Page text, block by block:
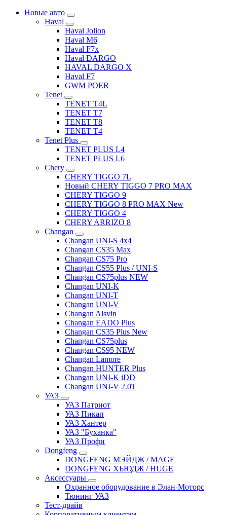
Новые авто
Haval
Haval Jolion
Haval M6
Haval F7x
Haval DARGO
HAVAL DARGO Х
Haval F7
GWM POER
Tenet
TENET T4L
TENET T7
TENET T8
TENET T4
Tenet Plus
TENET PLUS L4
TENET PLUS L6
Chery
CHERY TIGGO 7L
Новый CHERY TIGGO 7 PRO MAX
CHERY TIGGO 9
CHERY TIGGO 8 PRO MAX New
CHERY TIGGO 4
CHERY ARRIZO 8
Changan
Changan UNI-S 4x4
Changan CS35 Max
Changan CS75 Pro
Changan CS55 Plus / UNI-S
Changan CS75plus NEW
Changan UNI-K
Changan UNI-T
Changan UNI-V
Changan Alsvin
Changan EADO Plus
Changan CS35 Plus New
Changan CS75plus
Changan CS95 NEW
Changan Lamore
Changan HUNTER Plus
Changan UNI-K iDD
Changan UNI-V 2.0T
УАЗ
УАЗ Патриот
УАЗ Пикап
УАЗ Хантер
УАЗ "Буханка"
УАЗ Профи
Dongfeng
DONGFENG МЭЙДЖ / MAGE
DONGFENG ХЬЮДЖ / HUGE
Аксессуары
Охранное оборудование в Элан-Моторс
Тюнинг УАЗ
Тест-драйв